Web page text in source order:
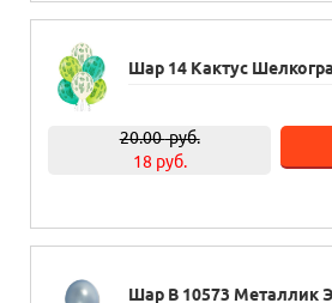
Шар 14 Кактус
20.00руб.
18 руб.
Шар В 10573 Металлик